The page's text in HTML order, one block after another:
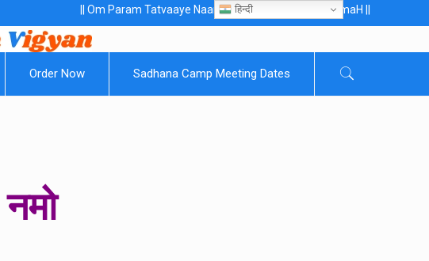
|| Om Param Tatvaaye Naarayanaaye Gurubhayo NamaH ||
Order Now Sadhana Camp Meeting Dates
हिन्दी